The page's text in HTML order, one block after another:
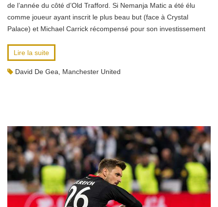
de l’année du côté d’Old Trafford. Si Nemanja Matic a été élu
comme joueur ayant inscrit le plus beau but (face à Crystal
Palace) et Michael Carrick récompensé pour son investissement
Lire la suite
David De Gea Manchester United